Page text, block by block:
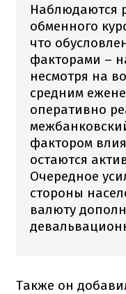
Наблюдаются
обменного
что
факторами –
несмотря на
средним
оперативно
фактором
остаются
Очередное
стороны
валюту
Также он